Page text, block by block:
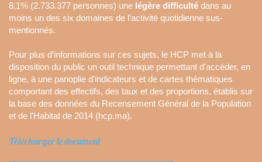
8,1% (2.733.377 personnes) une légère difficulté dans au
moins un des six domaines de l’activité quotidienne sus-
mentionnés.
Pour plus d’informations sur ces sujets, le HCP met à la
disposition du public un outil technique permettant d'accéder, en
ligne, à une panoplie d'indicateurs et de cartes thématiques
comportant des effectifs, des taux et des proportions, établis sur
la base des données du Recensement Général de la Population
et de l'Habitat de 2014 (hcp.ma).
Télécharger le document